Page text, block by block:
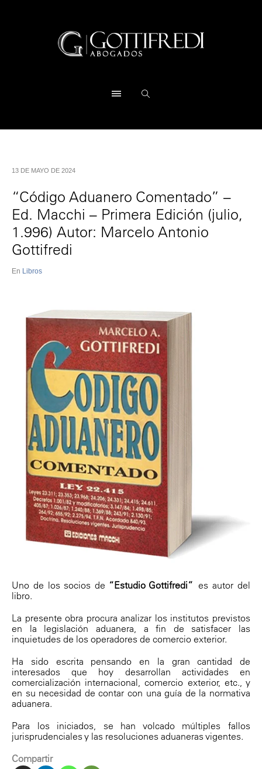
13 DE MAYO DE 2024
“Código Aduanero Comentado” –
Ed. Macchi – Primera Edición (julio,
1.996) Autor: Marcelo Antonio
Gottifredi
En Libros
Uno de los socios de “Estudio Gottifredi” es autor del
libro.
La presente obra procura analizar los institutos previstos
en la legislación aduanera, a fin de satisfacer las
inquietudes de los operadores de comercio exterior.
Ha sido escrita pensando en la gran cantidad de
interesados que hoy desarrollan actividades en
comercialización internacional, comercio exterior, etc., y
en su necesidad de contar con una guía de la normativa
aduanera.
Para los iniciados, se han volcado múltiples fallos
jurisprudenciales y las resoluciones aduaneras vigentes.
Compartir